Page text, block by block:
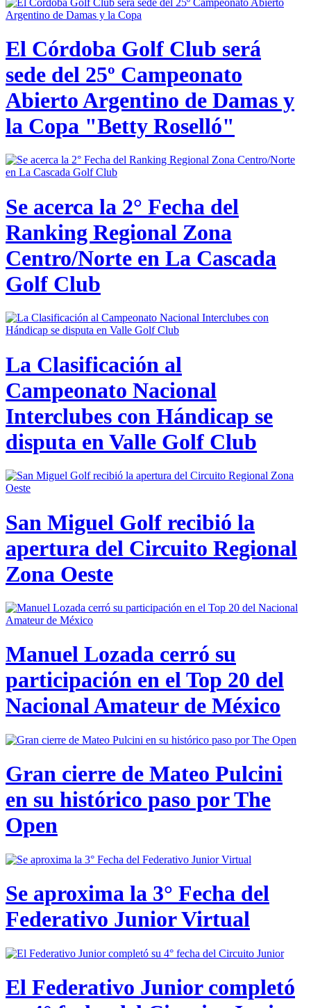
El Córdoba Golf Club será
sede del 25º Campeonato
Abierto Argentino de Damas y
la Copa "Betty Roselló"
Se acerca la 2° Fecha del
Ranking Regional Zona
Centro/Norte en La Cascada
Golf Club
La Clasificación al
Campeonato Nacional
Interclubes con Hándicap se
disputa en Valle Golf Club
San Miguel Golf recibió la
apertura del Circuito Regional
Zona Oeste
Manuel Lozada cerró su
participación en el Top 20 del
Nacional Amateur de México
Gran cierre de Mateo Pulcini
en su histórico paso por The
Open
Se aproxima la 3° Fecha del
Federativo Junior Virtual
El Federativo Junior completó